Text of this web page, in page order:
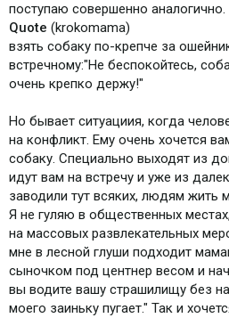
поступаю совершенно аналогично.
Quote (krokomama)
взять собаку по-крепче за
встречному:"Не беспокойтесь,
очень крепко держу!"
Но бывает ситуациия, когда
на конфликт. Ему очень хочется
собаку. Специально выходят из
идут вам на встречу и уже из
заводили тут всяких, людям жить
Я не гуляю в общественных
на массовых развлекательных
мне в лесной глуши подходит
сыночком под центнер весом и
вы водите вашу страшилищу без
моего заиньку пугает." Так и